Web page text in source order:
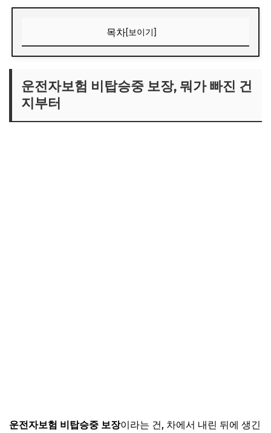
목차[보이기]
1. "운전 중"의 약관상 정의
2. 비탑승중 보장이 하는 역할
5분 이내 vs 시간제한 없음, 여기서 갈림
운전자보험 비탑승중 보장, 뭐가 빠진 건
지부터
운전자보험 비탑승중 보장이라는 건, 차에서 내린 뒤에 생긴